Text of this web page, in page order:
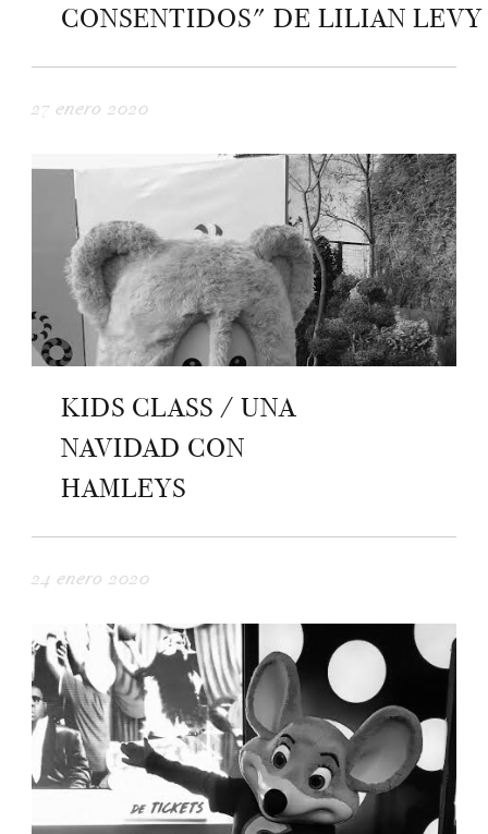
CONSENTIDOS" DE LILIAN LEVY
27 enero 2020
KIDS CLASS / UNA
NAVIDAD CON
HAMLEYS
24 enero 2020